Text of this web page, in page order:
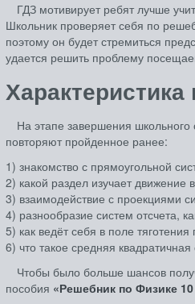
ГДЗ мотивирует ребят лучше
Школьник проверяет себя по
поэтому он будет стремиться
удается решить проблему
На этапе завершения
повторяют пройденное ранее:
1) знакомство с прямоугольной
2) какой раздел изучает движение
3) взаимодействие с проекциями
4) разнообразие систем отсчета,
5) как ведёт себя в поле
6) что такое средняя
Чтобы было больше шансов
пособия «Решебник по Физике